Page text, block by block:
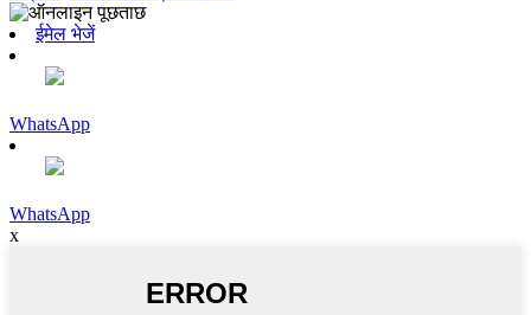
ईमेल भेजें
WhatsApp
WhatsApp
x